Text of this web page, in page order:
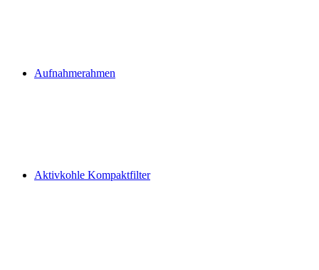
Aufnahmerahmen
Aktivkohle Kompaktfilter